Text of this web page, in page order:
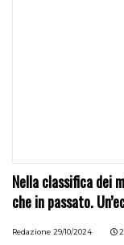
Nella classifica dei
che in passato.
Redazione 29/10/2024